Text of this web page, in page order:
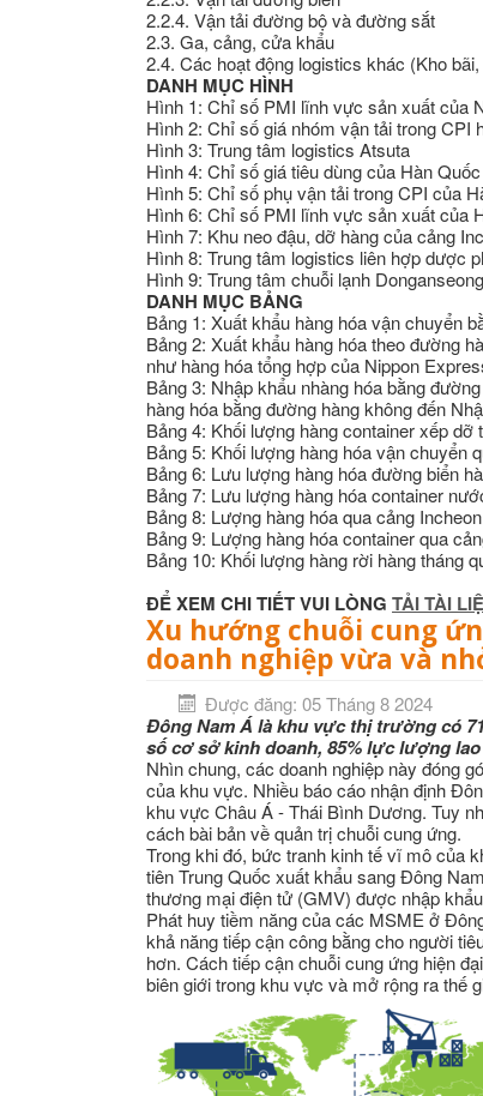
2.2.4. Vận tải đường bộ và đường sắt
2.3. Ga, cảng, cửa khẩu
2.4. Các hoạt động logistics khác (Kho
DANH MỤC HÌNH
Hình 1: Chỉ số PMI lĩnh vực sản xuất của
Hình 2: Chỉ số giá nhóm vận tải trong CPI
Hình 3: Trung tâm logistics Atsuta
Hình 4: Chỉ số giá tiêu dùng của Hàn
Hình 5: Chỉ số phụ vận tải trong CPI của
Hình 6: Chỉ số PMI lĩnh vực sản xuất của
Hình 7: Khu neo đậu, dỡ hàng của cảng
Hình 8: Trung tâm logistics liên hợp dược
Hình 9: Trung tâm chuỗi lạnh
DANH MỤC BẢNG
Bảng 1: Xuất khẩu hàng hóa vận chuyển
Bảng 2: Xuất khẩu hàng hóa theo đường
như hàng hóa tổng hợp của Nippon
Bảng 3: Nhập khẩu nhàng hóa bằng
hàng hóa bằng đường hàng không đến
Bảng 4: Khối lượng hàng container xếp dỡ
Bảng 5: Khối lượng hàng hóa vận chuyển
Bảng 6: Lưu lượng hàng hóa đường biển
Bảng 7: Lưu lượng hàng hóa container
Bảng 8: Lượng hàng hóa qua cảng
Bảng 9: Lượng hàng hóa container qua
Bảng 10: Khối lượng hàng rời hàng tháng
ĐỂ XEM CHI TIẾT VUI LÒNG TẢI TÀI
Xu hướng chuỗi cung
doanh nghiệp vừa và
Được đăng: 05 Tháng 8 2024
Đông Nam Á là khu vực thị trường có
số cơ sở kinh doanh, 85% lực lượng
Nhìn chung, các doanh nghiệp này đóng
của khu vực. Nhiều báo cáo nhận định
khu vực Châu Á - Thái Bình Dương. Tuy
cách bài bản về quản trị chuỗi cung ứng.
Trong khi đó, bức tranh kinh tế vĩ mô của
tiên Trung Quốc xuất khẩu sang Đông
thương mại điện tử (GMV) được nhập
Phát huy tiềm năng của các MSME ở
khả năng tiếp cận công bằng cho người
hơn. Cách tiếp cận chuỗi cung ứng hiện
biên giới trong khu vực và mở rộng ra thế